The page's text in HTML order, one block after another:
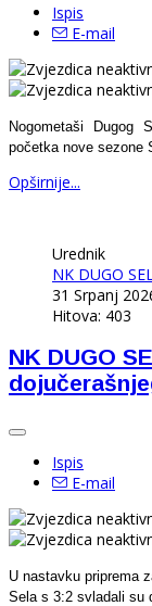
Ispis
E-mail
Nogometaši Dugog
početka nove sezone
Opširnije...
Urednik
NK DUGO
31 Srpanj
Hitova: 403
NK DUGO
Ispis
E-mail
U nastavku priprema
Sela s 3:2 svladali su